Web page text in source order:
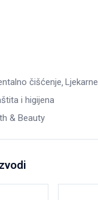
čišćenje Ljekarne
i higijena
& Beauty